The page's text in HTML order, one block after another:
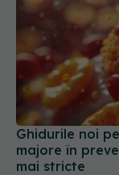
Ghidurile noi
majore în
mai stricte